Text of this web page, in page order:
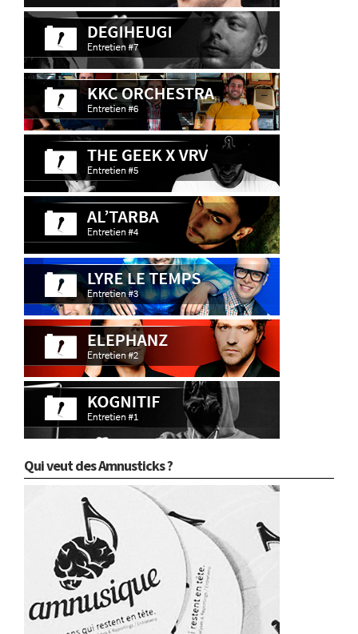
Qui veut des Amnusticks ?